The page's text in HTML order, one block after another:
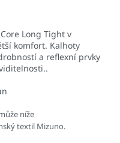
Long Tight v
komfort. Kalhoty
a reflexní prvky
níže
textil Mizuno.